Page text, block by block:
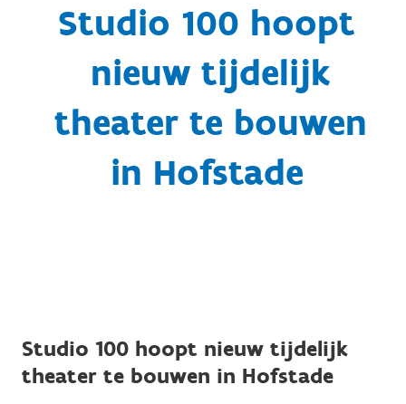
Studio 100 hoopt
nieuw tijdelijk
theater te bouwen
in Hofstade
Studio 100 hoopt nieuw tijdelijk
theater te bouwen in Hofstade